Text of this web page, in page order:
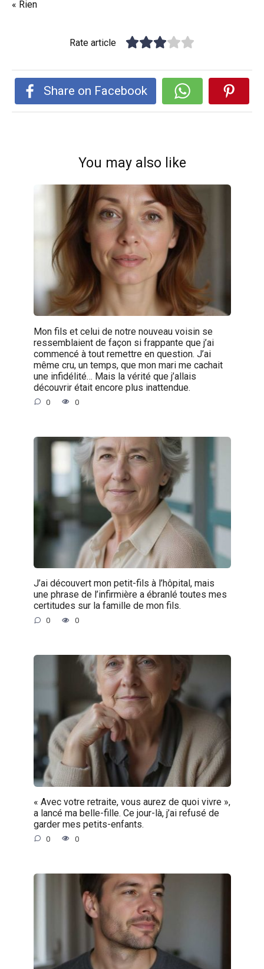
« Rien
Rate article
Share on Facebook
You may also like
Mon fils et celui de notre nouveau voisin se
ressemblaient de façon si frappante que j’ai
commencé à tout remettre en question. J’ai
même cru, un temps, que mon mari me cachait
une infidélité… Mais la vérité que j’allais
découvrir était encore plus inattendue.
0 0
J’ai découvert mon petit-fils à l’hôpital, mais
une phrase de l’infirmière a ébranlé toutes mes
certitudes sur la famille de mon fils.
0 0
« Avec votre retraite, vous aurez de quoi vivre »,
a lancé ma belle-fille. Ce jour-là, j’ai refusé de
garder mes petits-enfants.
0 0